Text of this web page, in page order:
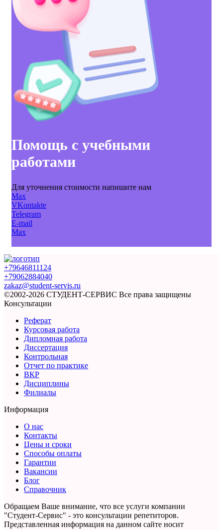
Помощь с учебными
работами
Для уточнения стоимости напишите нам
Max
VKontakte
Telegram
E-mail
Max
+79646811124
+79062884040
zakaz@student-servis.ru
©2002-2026 СТУДЕНТ-СЕРВИС Все права защищены
Консультации
Реферат
Курсовая работа
Дипломная работа
Диссертация
Контрольная
Отчет по практике
ВКР
Дисциплины
Филиалы
Информация
О нас
Контакты
Цены и сроки
Способы оплаты
Гарантии
Вакансии
Блог
Справочник
Обращаем Ваше внимание, что все услуги компании
"Студент-Сервис" - это консультации репетиторов.
Представленная информация на данном сайте носит